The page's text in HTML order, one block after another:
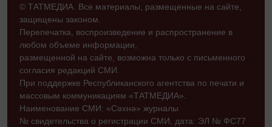
© ТАТМЕДИА. Все материалы, размещенные на сайте,
защищены законом.
Перепечатка, воспроизведение и распространение в
любом объеме информации,
размещенной на сайте, возможна только с письменного
согласия редакций СМИ.
При поддержке Республиканского агентства по печати и
массовым коммуникациям «ТАТМЕДИА».
Наименование СМИ: «Сәхнә» журналы
№ свидетельства о регистрации СМИ, дата: ЭЛ № ФС77